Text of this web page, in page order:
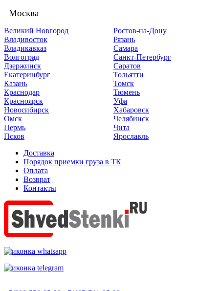
Москва
Великий Новгород
Владивосток
Владикавказ
Волгоград
Дзержинск
Екатеринбург
Казань
Краснодар
Красноярск
Новосибирск
Омск
Пермь
Псков
Ростов-на-Дону
Рязань
Самара
Санкт-Петербург
Саратов
Тольятти
Томск
Тюмень
Уфа
Хабаровск
Челябинск
Чита
Ярославль
Доставка
Порядок приемки груза в ТК
Оплата
Возврат
Контакты